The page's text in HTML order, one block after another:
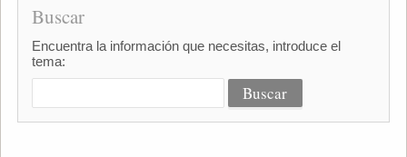
Buscar
Encuentra la información que necesitas, introduce el
tema: